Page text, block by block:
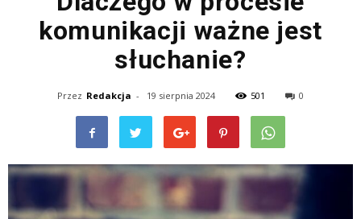
komunikacji ważne jest
słuchanie?
Przez Redakcja - 19 sierpnia 2024 501 0